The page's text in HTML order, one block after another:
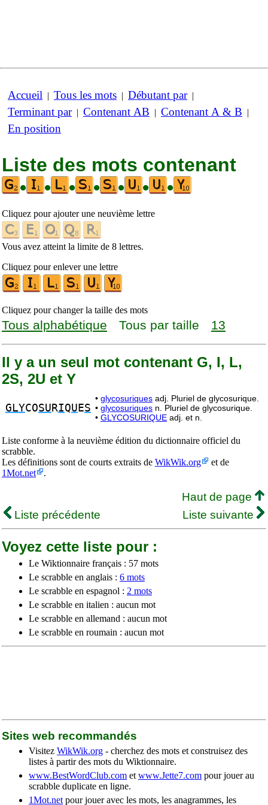
Accueil | Tous les mots | Débutant par|
Terminant par| Contenant AB | Contenant A & B |
En position
Liste des mots contenant
•
• • • • • •
Cliquez pour ajouter une neuvième lettre
Vous avez atteint la limite de 8 lettres.
Cliquez pour enlever une lettre
Cliquez pour changer la taille des mots
Tous alphabétique Tous par taille 13
Il y a un seul mot contenant G, I, L,
2S, 2U et Y
GLYCOSU RIQU ES
• glycosuriques adj. Pluriel de glycosurique.
• glycosuriques n. Pluriel de glycosurique.
• GLYCOSURIQUE adj. et n.
Liste conforme à la neuvième édition du dictionnaire officiel du
scrabble.
Les définitions sont de courts extraits de WikWik.org
et de
1Mot.net
.
Haut de page
Liste précédente
Liste suivante
Voyez cette liste pour :
Le Wiktionnaire français : 57 mots
Le scrabble en anglais : 6 mots
Le scrabble en espagnol : 2 mots
Le scrabble en italien : aucun mot
Le scrabble en allemand : aucun mot
Le scrabble en roumain : aucun mot
Sites web recommandés
Visitez WikWik.org - cherchez des mots et construisez des
listes à partir des mots du Wiktionnaire.
www.BestWordClub.com et www.Jette7.com pour jouer au
scrabble duplicate en ligne.
1Mot.net pour jouer avec les mots, les anagrammes, les